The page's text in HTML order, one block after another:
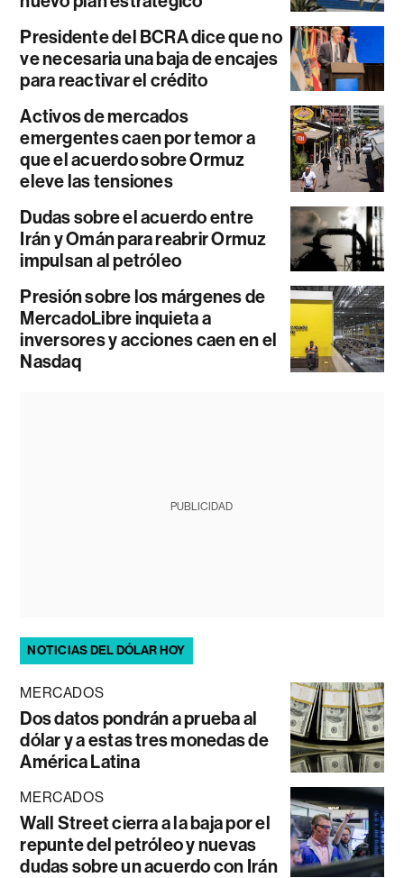
Presidente del BCRA dice que no
ve necesaria una baja de encajes
para reactivar el crédito
Activos de mercados
emergentes caen por temor a
que el acuerdo sobre Ormuz
eleve las tensiones
Dudas sobre el acuerdo entre
Irán y Omán para reabrir Ormuz
impulsan al petróleo
Presión sobre los márgenes de
MercadoLibre inquieta a
inversores y acciones caen en el
Nasdaq
PUBLICIDAD
NOTICIAS DEL DÓLAR HOY
MERCADOS
Dos datos pondrán a prueba al
dólar y a estas tres monedas de
América Latina
MERCADOS
Wall Street cierra a la baja por el
repunte del petróleo y nuevas
dudas sobre un acuerdo con Irán